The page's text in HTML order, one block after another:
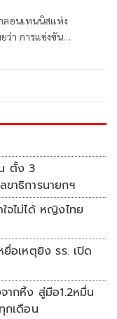
อนเทนนิสแห่ง
ว่า การแข่งขัน
ตั้ง 3
ขาธิการนายกฯ
จไม่ได้ หญิงไทย
ยื่อเหตุยิง รร. เปิด
ากหิ้ง สู่มือ1.2หมื่น
กเดือน